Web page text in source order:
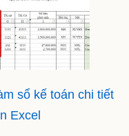
sổ kế toán chi tiết
Excel